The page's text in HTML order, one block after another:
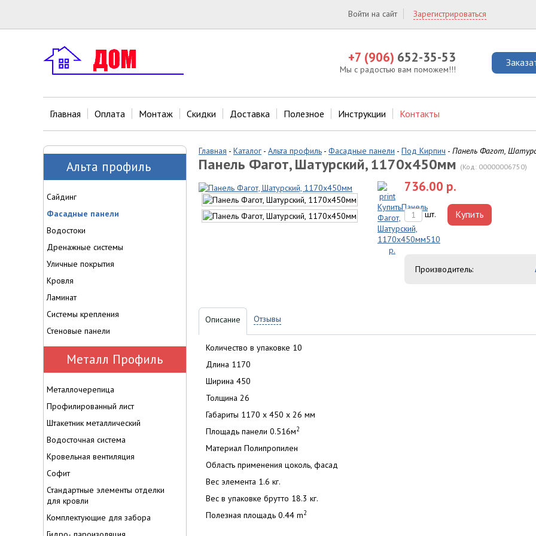
Войти на сайт Зарегистрироваться
+7 (906) 652-35-53
Мы с радостью вам поможем!!!
Главная Оплата Монтаж Скидки Доставка Полезное Инструкции Контакты
Главная - Каталог - Альта профиль - Фасадные панели - Под Кирпич - Панель Фагот,
Панель Фагот, Шатурский, 1170х450мм (Код: 00000006750)
736.00 р.
шт. Купить
Производитель:
Описание Отзывы
Количество в упаковке 10
Длина 1170
Ширина 450
Толщина 26
Габариты 1170 x 450 x 26 мм
Площадь панели 0.516м2
Материал Полипропилен
Область применения цоколь, фасад
Вес элемента 1.6 кг.
Вес в упаковке брутто 18.3 кг.
Полезная площадь 0.44 m2
Альта профиль
Сайдинг
Фасадные панели
Водостоки
Дренажные системы
Уличные покрытия
Кровля
Ламинат
Системы крепления
Стеновые панели
Металл Профиль
Металлочерепица
Профилированный лист
Штакетник металлический
Водосточная система
Кровельная вентиляция
Софит
Стандартные элементы отделки
для кровли
Комплектующие для забора